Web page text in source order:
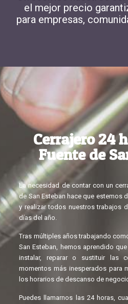
el mejor precio
para empresas,
Cerrajero 24
Fuente de
La necesidad de contar con un
de San Esteban hace que estemos
y realizar todos nuestros trabajos
días del año.
Tras múltiples años trabajando
San Esteban, hemos aprendido
instalar, reparar o sustituir las
momentos más inesperados para
los horarios de descanso de
Puedes llamarnos las 24 horas,